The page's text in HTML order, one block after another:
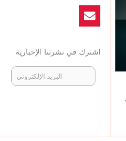
اشترك في نشرتنا الإخبارية